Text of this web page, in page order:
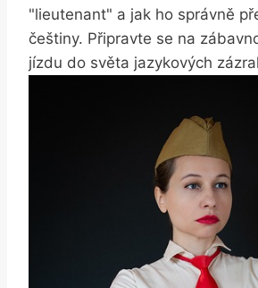
"lieutenant" a jak ho správně
češtiny. Připravte se na
jízdu do světa jazykových